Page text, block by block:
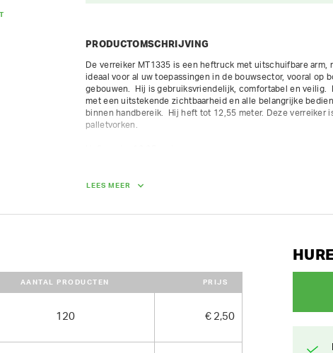
PRODUCTOMSCHRIJVING
De verreiker MT1335 is een heftruck met uitschuifbare arm,
ideaal voor al uw toepassingen in de bouwsector, vooral op
gebouwen.  Hij is gebruiksvriendelijk, comfortabel en veilig.
met een uitstekende zichtbaarheid en alle belangrijke
binnen handbereik.  Hij heft tot 12,55 meter. Deze verreiker
palletvorken.
Breedte: 2,28 m
586 cm x 228 cm x 242 cm
GEWICHT
LEES MEER
AANTAL PRODUCTEN PRIJS
120 € 2,50